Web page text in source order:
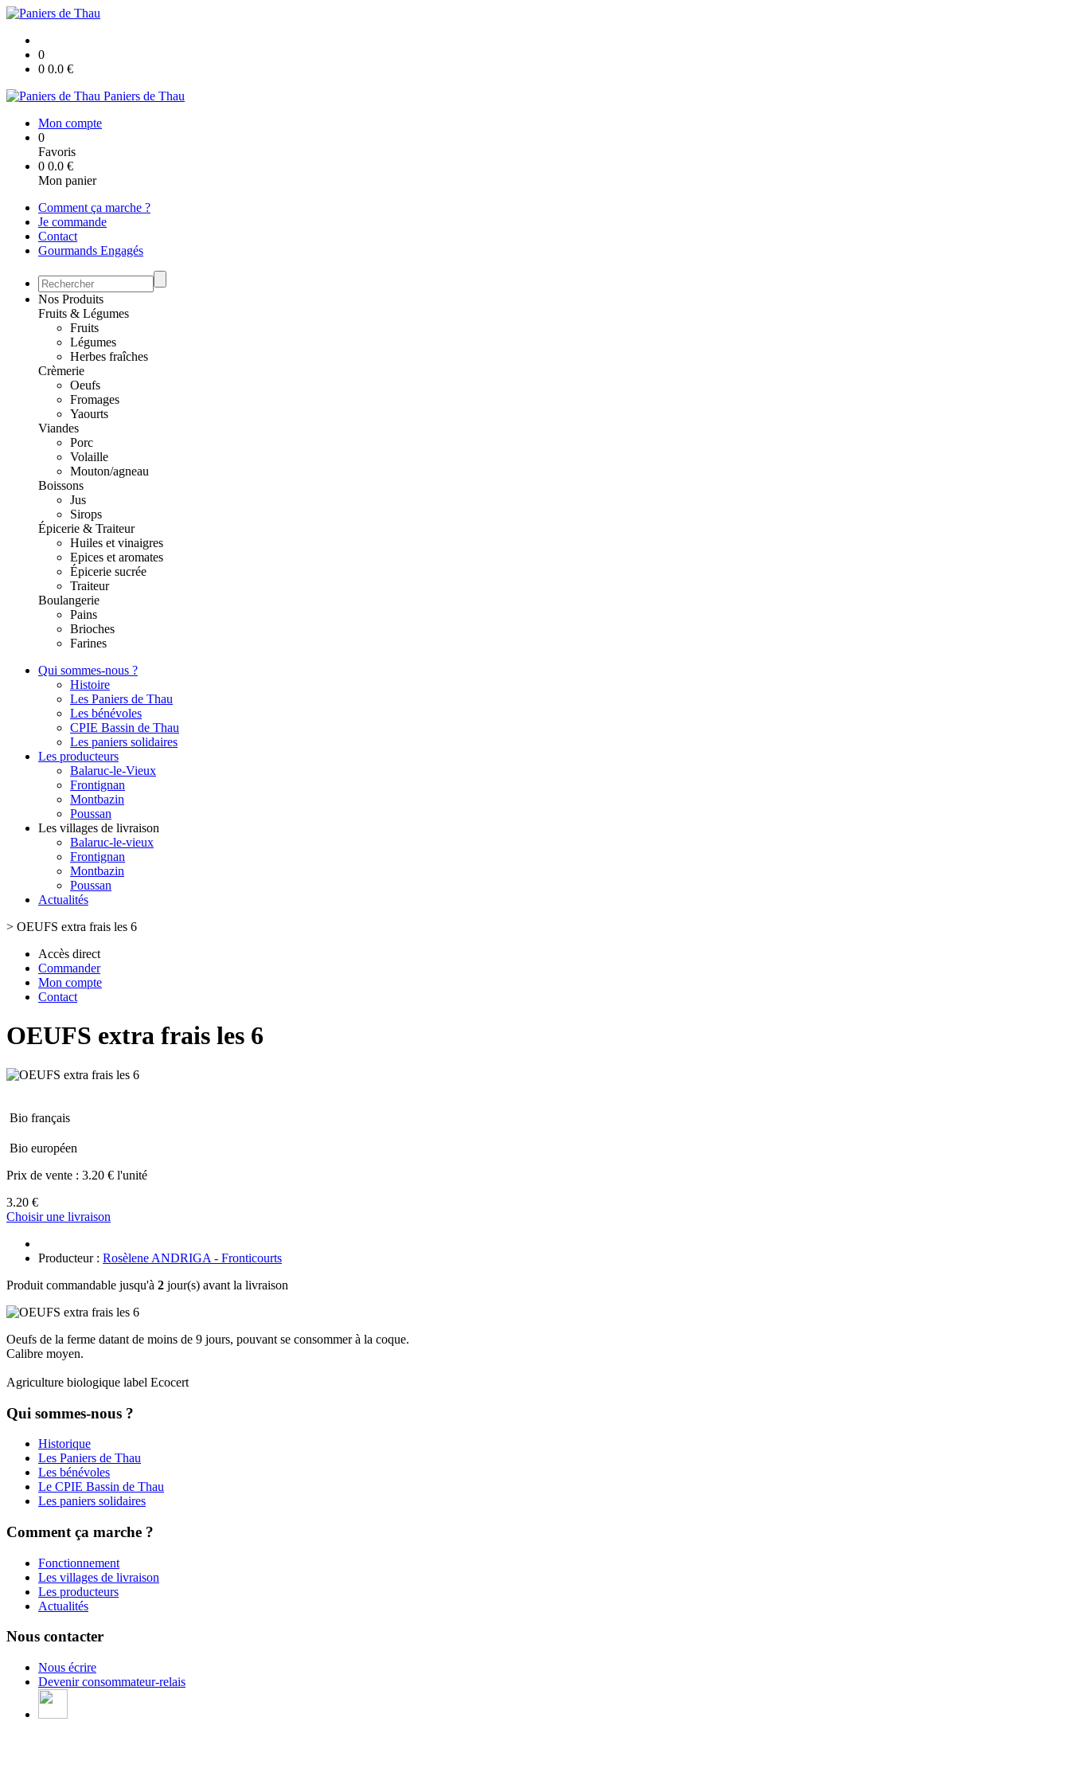
0
0 0.0 €
Paniers de Thau
Mon compte
0
Favoris
0 0.0 €
Mon panier
Comment ça marche ?
Je commande
Contact
Gourmands Engagés
Nos Produits
Fruits & Légumes
Fruits
Légumes
Herbes fraîches
Crèmerie
Oeufs
Fromages
Yaourts
Viandes
Porc
Volaille
Mouton/agneau
Boissons
Jus
Sirops
Épicerie & Traiteur
Huiles et vinaigres
Epices et aromates
Épicerie sucrée
Traiteur
Boulangerie
Pains
Brioches
Farines
Qui sommes-nous ?
Histoire
Les Paniers de Thau
Les bénévoles
CPIE Bassin de Thau
Les paniers solidaires
Les producteurs
Balaruc-le-Vieux
Frontignan
Montbazin
Poussan
Les villages de livraison
Balaruc-le-vieux
Frontignan
Montbazin
Poussan
Actualités
> OEUFS extra frais les 6
Accès direct
Commander
Mon compte
Contact
OEUFS extra frais les 6
Bio français
Bio européen
Prix de vente : 3.20 € l'unité
3.20 €
Choisir une livraison
Producteur : Rosèlene ANDRIGA - Fronticourts
Produit commandable jusqu'à 2 jour(s) avant la livraison
Oeufs de la ferme datant de moins de 9 jours, pouvant se consommer à la coque.
Calibre moyen.
Agriculture biologique label Ecocert
Qui sommes-nous ?
Historique
Les Paniers de Thau
Les bénévoles
Le CPIE Bassin de Thau
Les paniers solidaires
Comment ça marche ?
Fonctionnement
Les villages de livraison
Les producteurs
Actualités
Nous contacter
Nous écrire
Devenir consommateur-relais